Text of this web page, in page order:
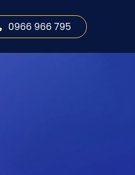
0966 966 795